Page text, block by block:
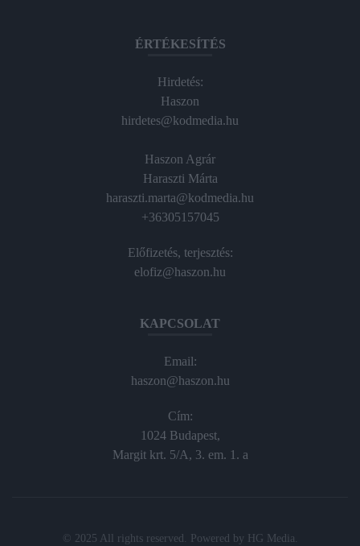
ÉRTÉKESÍTÉS
Hirdetés:
Haszon
hirdetes@kodmedia.hu
Haszon Agrár
Haraszti Márta
haraszti.marta@kodmedia.hu
+36305157045
Előfizetés, terjesztés:
elofiz@haszon.hu
KAPCSOLAT
Email:
haszon@haszon.hu
Cím:
1024 Budapest,
Margit krt. 5/A, 3. em. 1. a
© 2025 All rights reserved. Powered by HG Media